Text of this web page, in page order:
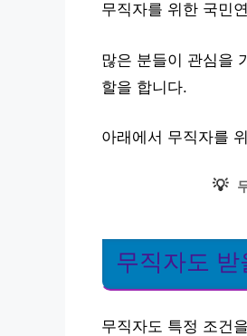
무직자를 위한 국민
많은 분들이 관심을
할을 합니다.
아래에서 무직자를
💡
무직자도
무직자도 특정 조건